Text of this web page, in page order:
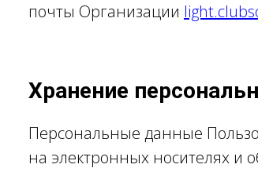
почты Организации
Хранение
Персональные данные
на электронных носителях и